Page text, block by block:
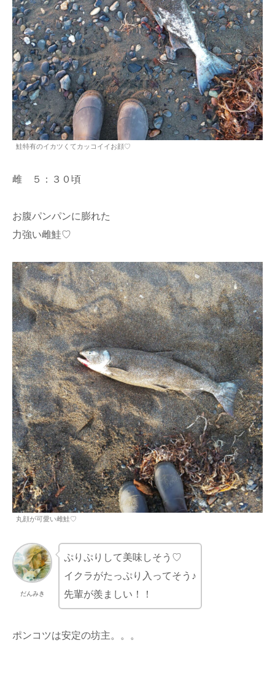
鮭特有のイカツくてカッコイイお顔♡
雌 ５：３０頃
お腹パンパンに膨れた
力強い雌鮭♡
丸顔が可愛い雌鮭♡
だんみき
ぷりぷりして美味しそう♡
イクラがたっぷり入ってそう♪
先輩が羨ましい！！
ポンコツは安定の坊主。。。